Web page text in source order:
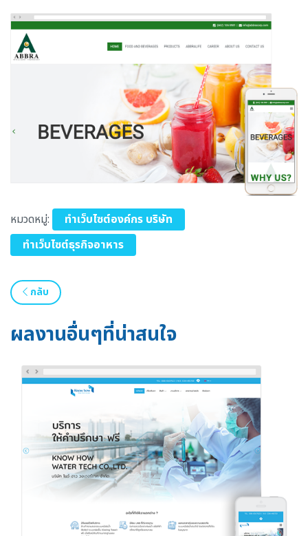
หมวดหมู่:
ทำเว็บไซต์องค์กร บริษัท
ทำเว็บไซต์ธุรกิจอาหาร
กลับ
ผลงานอื่นๆที่น่าสนใจ